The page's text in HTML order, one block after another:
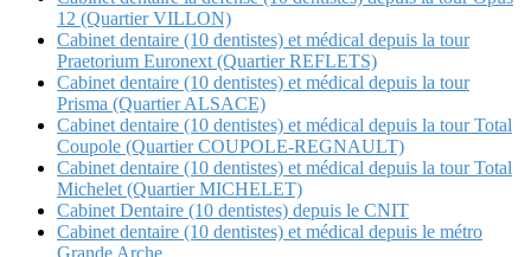
12 (Quartier VILLON)
Cabinet dentaire (10 dentistes) et médical depuis la tour
Praetorium Euronext (Quartier REFLETS)
Cabinet dentaire (10 dentistes) et médical depuis la tour
Prisma (Quartier ALSACE)
Cabinet dentaire (10 dentistes) et médical depuis la tour Total
Coupole (Quartier COUPOLE-REGNAULT)
Cabinet dentaire (10 dentistes) et médical depuis la tour Total
Michelet (Quartier MICHELET)
Cabinet Dentaire (10 dentistes) depuis le CNIT
Cabinet dentaire (10 dentistes) et médical depuis le métro
Grande Arche